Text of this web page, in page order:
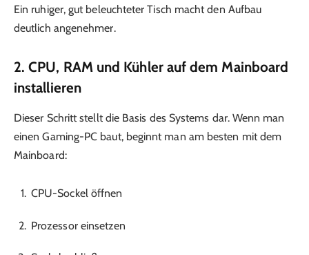
Ein ruhiger, gut beleuchteter Tisch macht den Aufbau
deutlich angenehmer.
2. CPU, RAM und Kühler auf dem Mainboard
installieren
Dieser Schritt stellt die Basis des Systems dar. Wenn man
einen Gaming-PC baut, beginnt man am besten mit dem
Mainboard:
CPU-Sockel öffnen
Prozessor einsetzen